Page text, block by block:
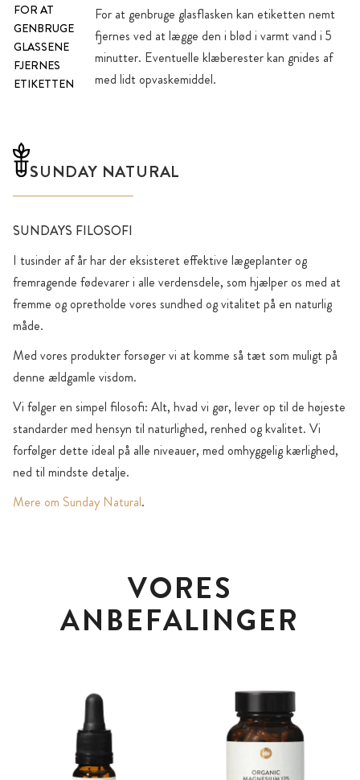
FOR AT
GENBRUGE
GLASSENE
FJERNES
ETIKETTEN
For at genbruge glasflasken kan etiketten nemt
fjernes ved at lægge den i blød i varmt vand i 5
minutter. Eventuelle klæberester kan gnides af
med lidt opvaskemiddel.
SUNDAY NATURAL
SUNDAYS FILOSOFI
I tusinder af år har der eksisteret effektive lægeplanter og
fremragende fødevarer i alle verdensdele, som hjælper os med at
fremme og opretholde vores sundhed og vitalitet på en naturlig
måde.
Med vores produkter forsøger vi at komme så tæt som muligt på
denne ældgamle visdom.
Vi følger en simpel filosofi: Alt, hvad vi gør, lever op til de højeste
standarder med hensyn til naturlighed, renhed og kvalitet. Vi
forfølger dette ideal på alle niveauer, med omhyggelig kærlighed,
ned til mindste detalje.
Mere om Sunday Natural.
VORES
ANBEFALINGER